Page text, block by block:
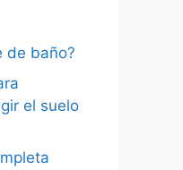
de baño?
el suelo